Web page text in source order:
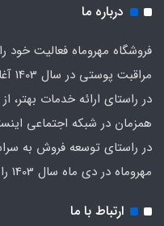
درباره ما
فروشگاه مهروماه فعالیت
مراقبت پوستی در سال 1403 آغاز کرد.
در راستای ارائه خدمات بهتر،
همزمان در شبکه اجتماعی
در راستای توسعه فروش به
مهروماه در دی ماه سال 1403 راه اندازی شد.
ارتباط با ما